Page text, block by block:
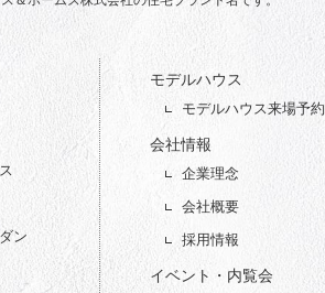
ン
モデルハウス
モデルハウス来場予約
会社情報
企業理念
会社概要
採用情報
イベント・内覧会